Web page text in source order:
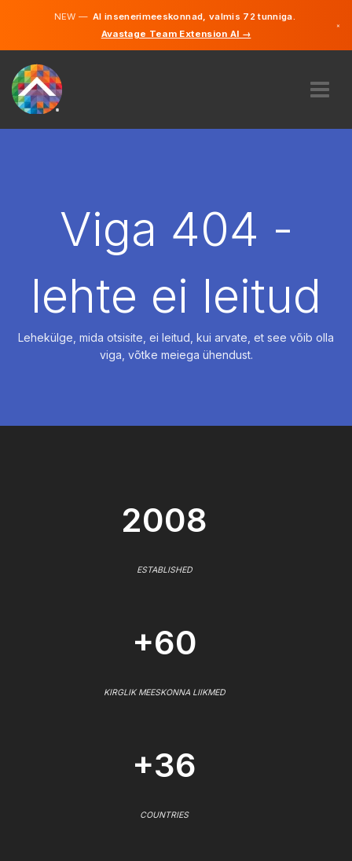
NEW —AI insenerimeeskonnad, valmis 72 tunniga.
Avastage Team Extension AI →
×
PALKAMAViga 404 -
lehte ei leitud
Lehekülge, mida otsisite, ei leitud, kui arvate, et see võib olla
viga, võtke meiega ühendust.
2008
ESTABLISHED
+60
KIRGLIK MEESKONNA LIIKMED
+36
COUNTRIES